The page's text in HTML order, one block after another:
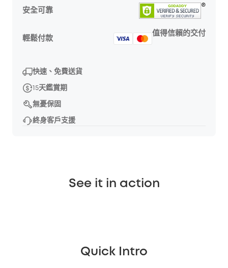
安全可靠
輕鬆付款
值得信賴的交付
快速、免費送貨
15天鑑賞期
無憂保固
終身客戶支援
See it in action
Quick Intro